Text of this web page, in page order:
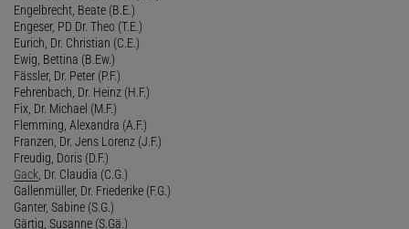
Engelbrecht, Beate (B.E.)
Engeser, PD Dr. Theo (T.E.)
Eurich, Dr. Christian (C.E.)
Ewig, Bettina (B.Ew.)
Fässler, Dr. Peter (P.F.)
Fehrenbach, Dr. Heinz (H.F.)
Fix, Dr. Michael (M.F.)
Flemming, Alexandra (A.F.)
Franzen, Dr. Jens Lorenz (J.F.)
Freudig, Doris (D.F.)
Gack , Dr. Claudia (C.G.)
Gallenmüller, Dr. Friederike (F.G.)
Ganter, Sabine (S.G.)
Gärtig, Susanne (S.Gä.)